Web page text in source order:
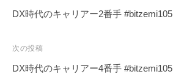
稿
ビ
ゲ
DX時代のキャリアー2番手 #bitzemi105
次の投稿
DX時代のキャリアー4番手 #bitzemi105